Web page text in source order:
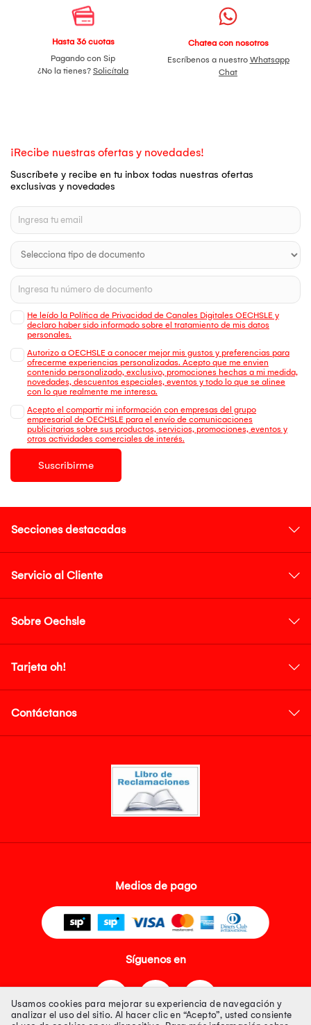
Hasta 36 cuotas
Pagando con Sip
¿No la tienes? Solicítala
Chatea con nosotros
Escríbenos a nuestro Whatsapp
Chat
¡Recibe nuestras ofertas y novedades!
Suscríbete y recibe en tu inbox todas nuestras ofertas
exclusivas y novedades
He leído la Política de Privacidad de Canales Digitales OECHSLE y
declaro haber sido informado sobre el tratamiento de mis datos
personales.
Autorizo a OECHSLE a conocer mejor mis gustos y preferencias para
ofrecerme experiencias personalizadas. Acepto que me envien
contenido personalizado, exclusivo, promociones hechas a mi medida,
novedades, descuentos especiales, eventos y todo lo que se alinee
con lo que realmente me interesa.
Acepto el compartir mi información con empresas del grupo
empresarial de OECHSLE para el envío de comunicaciones
publicitarias sobre sus productos, servicios, promociones, eventos y
otras actividades comerciales de interés.
Suscribirme
Secciones destacadas
Servicio al Cliente
Sobre Oechsle
Tarjeta oh!
Contáctanos
Medios de pago
Síguenos en
Usamos cookies para mejorar su experiencia de navegación y
analizar el uso del sitio. Al hacer clic en “Acepto”, usted consiente